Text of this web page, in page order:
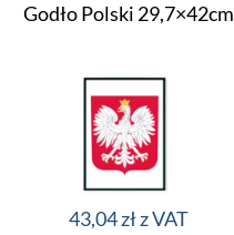
Godło Polski 29,7×42cm
43,04 zł